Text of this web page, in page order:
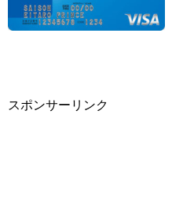
スポンサーリンク